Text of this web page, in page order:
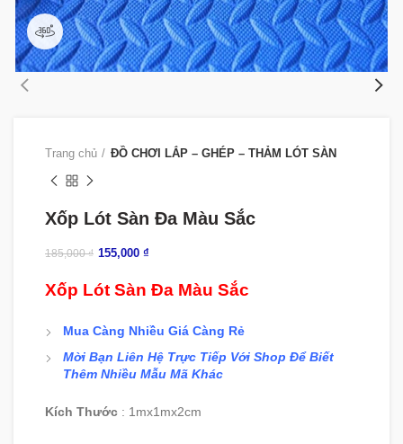
360 product view
Trang chủ ĐỒ CHƠI LẮP – GHÉP – THẢM LÓT SÀN
Xốp Lót Sàn Đa Màu Sắc
185,000₫ 155,000 ₫
Xốp Lót Sàn Đa Màu Sắc
Mua Càng Nhiều Giá Càng Rẻ
Mời Bạn Liên Hệ Trực Tiếp Với Shop Để Biết
Thêm Nhiều Mẫu Mã Khác
Kích Thước : 1mx1mx2cm